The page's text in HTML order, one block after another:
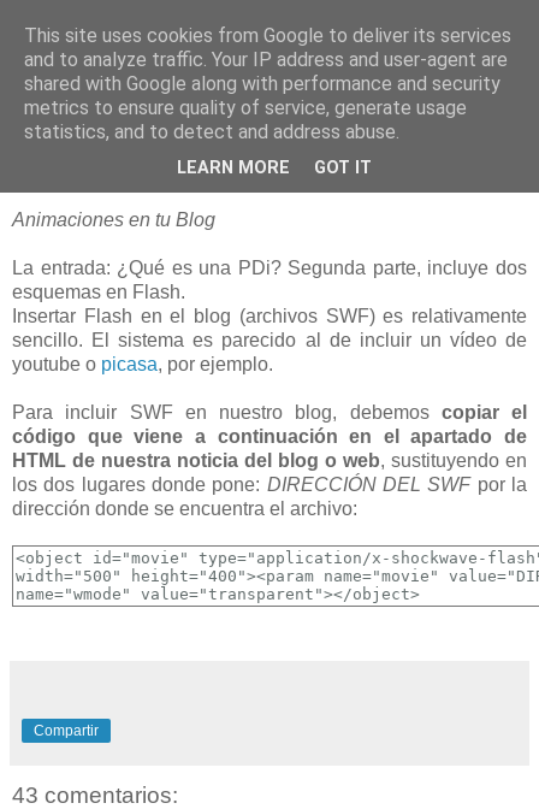
blogOBR
06 octubre 2008
Insertar Flash (.swf) en Blogger
Animaciones en tu Blog
La entrada: ¿Qué es una PDi? Segunda parte, incluye dos
esquemas en Flash.
Insertar Flash en el blog (archivos SWF) es relativamente
sencillo. El sistema es parecido al de incluir un vídeo de
youtube o picasa, por ejemplo.
Para incluir SWF en nuestro blog, debemos copiar el
código que viene a continuación en el apartado de
HTML de nuestra noticia del blog o web, sustituyendo en
los dos lugares donde pone: DIRECCIÓN DEL SWFpor la
dirección donde se encuentra el archivo:
Compartir
43 comentarios:
This site uses cookies from Google to deliver its services
and to analyze traffic. Your IP address and user-agent are
shared with Google along with performance and security
metrics to ensure quality of service, generate usage
statistics, and to detect and address abuse.
LEARN MORE GOT IT